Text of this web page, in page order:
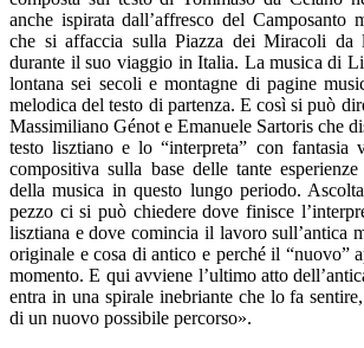
anche ispirata dall’affresco del Camposanto
che si affaccia sulla Piazza dei Miracoli da
durante il suo viaggio in Italia. La musica di
lontana sei secoli e montagne di pagine
melodica del testo di partenza. E così si può
Massimiliano Génot e Emanuele Sartoris che
testo lisztiano e lo “interpreta” con fantasia
compositiva sulla base delle tante
della musica in questo lungo periodo.
pezzo ci si può chiedere dove finisce
lisztiana e dove comincia il lavoro sull’antica
originale e cosa di antico e perché il “nuovo”
momento. E qui avviene l’ultimo atto
entra in una spirale inebriante che lo fa
di un nuovo possibile percorso».